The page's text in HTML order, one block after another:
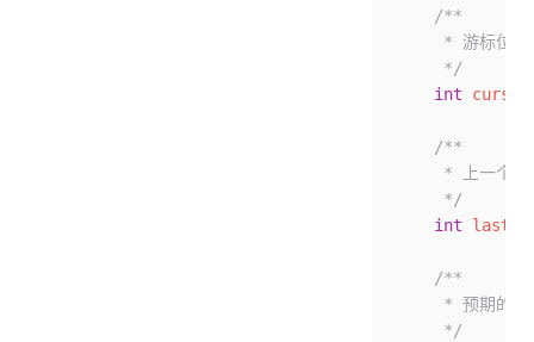
    /**
* 游标位置
     */
    int
cursor
    /**
* 上一个元
     */
    int
    /**
* 预期的结
     */